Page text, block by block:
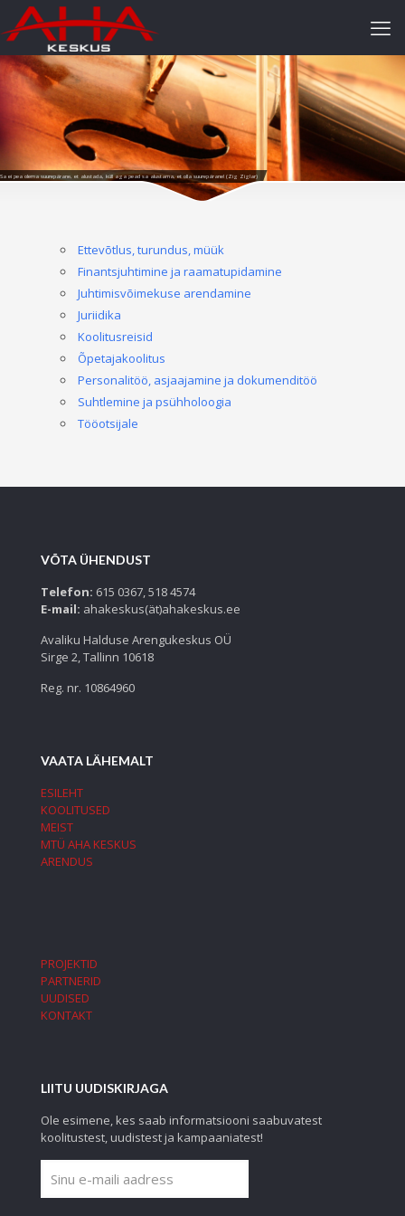
Sa ei pea olema suurepärane, et alustada, küll aga pead sa alustama, et olla suurepärane! (Zig Ziglar)
Ettevõtlus, turundus, müük
Finantsjuhtimine ja raamatupidamine
Juhtimisvõimekuse arendamine
Juriidika
Koolitusreisid
Õpetajakoolitus
Personalitöö, asjaajamine ja dokumenditöö
Suhtlemine ja psühholoogia
Tööotsijale
VÕTA ÜHENDUST
Telefon: 615 0367, 518 4574
E-mail: ahakeskus(ät)ahakeskus.ee
Avaliku Halduse Arengukeskus OÜ
Sirge 2, Tallinn 10618
Reg. nr. 10864960
VAATA LÄHEMALT
ESILEHT
KOOLITUSED
MEIST
MTÜ AHA KESKUS
ARENDUS
PROJEKTID
PARTNERID
UUDISED
KONTAKT
LIITU UUDISKIRJAGA
Ole esimene, kes saab informatsiooni saabuvatest
koolitustest, uudistest ja kampaaniatest!